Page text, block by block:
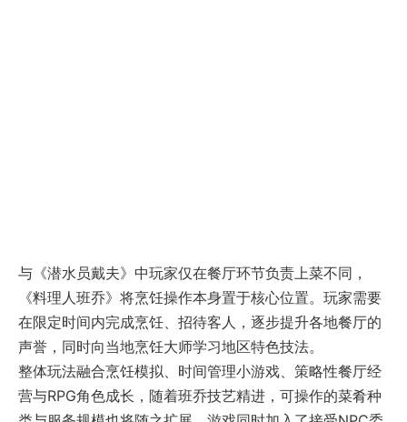
与《潜水员戴夫》中玩家仅在餐厅环节负责上菜不同，
《料理人班乔》将烹饪操作本身置于核心位置。玩家需要
在限定时间内完成烹饪、招待客人，逐步提升各地餐厅的
声誉，同时向当地烹饪大师学习地区特色技法。
整体玩法融合烹饪模拟、时间管理小游戏、策略性餐厅经
营与RPG角色成长，随着班乔技艺精进，可操作的菜肴种